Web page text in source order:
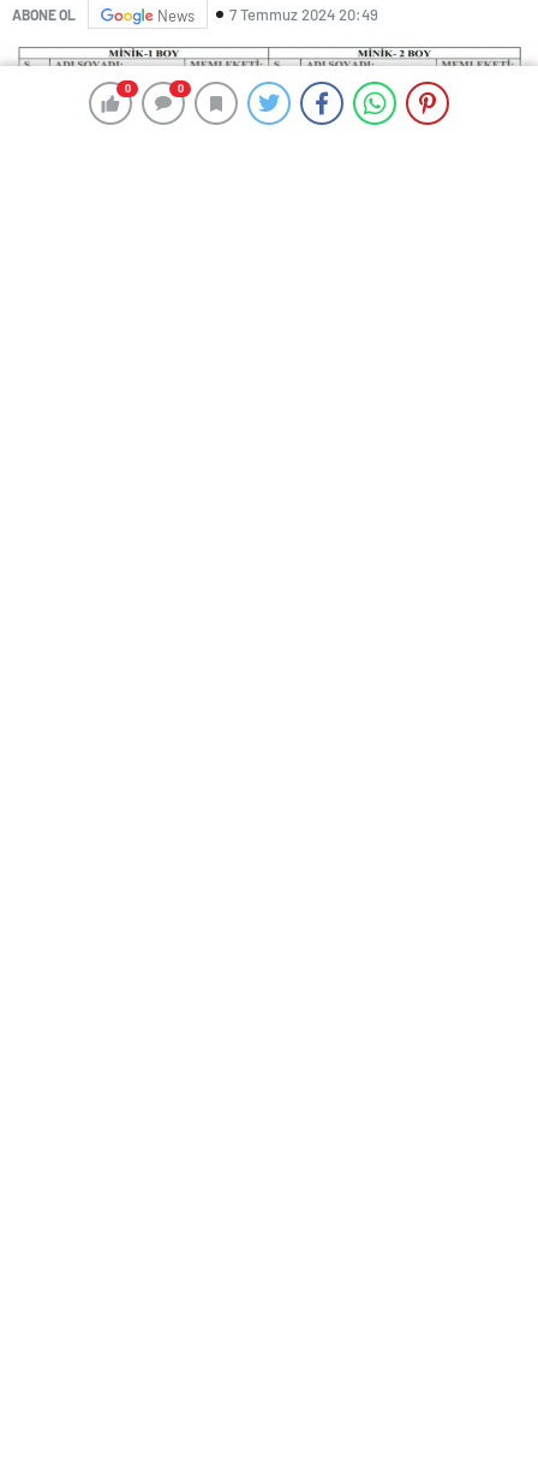
0 0
ABONE OL News 7 Temmuz 2024 20:49
0 0